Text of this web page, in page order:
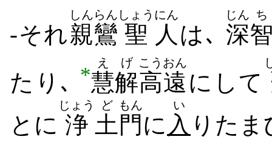
-それ親鸞
しんらん
聖
しょう
人
にん
は､ 深
じん ち
たり ､ *慧解
えげ
高遠
こうおん
にして
とに 浄
じょう
土
ど
門
もん
に 入
い
り​た